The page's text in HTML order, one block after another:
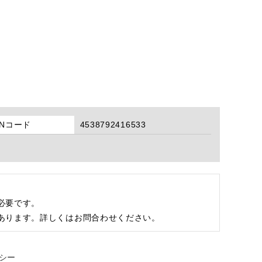
コード 4538792416533
です。
ます。詳しくはお問合わせください。
ー